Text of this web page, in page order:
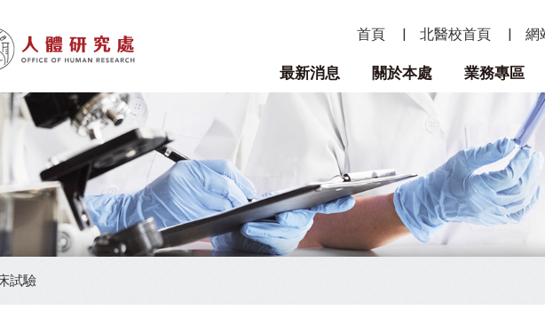
首頁 北醫校首頁 網
最新消息 關於本處 業務專區
試驗